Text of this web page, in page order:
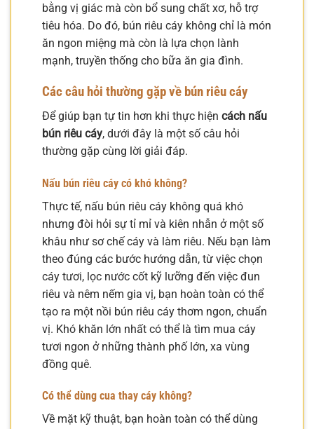
bằng vị giác mà còn bổ sung chất xơ, hỗ trợ
tiêu hóa. Do đó, bún riêu cáy không chỉ là món
ăn ngon miệng mà còn là lựa chọn lành
mạnh, truyền thống cho bữa ăn gia đình.
Các câu hỏi thường gặp về bún riêu cáy
Để giúp bạn tự tin hơn khi thực hiện cách nấu
bún riêu cáy, dưới đây là một số câu hỏi
thường gặp cùng lời giải đáp.
Nấu bún riêu cáy có khó không?
Thực tế, nấu bún riêu cáy không quá khó
nhưng đòi hỏi sự tỉ mỉ và kiên nhẫn ở một số
khâu như sơ chế cáy và làm riêu. Nếu bạn làm
theo đúng các bước hướng dẫn, từ việc chọn
cáy tươi, lọc nước cốt kỹ lưỡng đến việc đun
riêu và nêm nếm gia vị, bạn hoàn toàn có thể
tạo ra một nồi bún riêu cáy thơm ngon, chuẩn
vị. Khó khăn lớn nhất có thể là tìm mua cáy
tươi ngon ở những thành phố lớn, xa vùng
đồng quê.
Có thể dùng cua thay cáy không?
Về mặt kỹ thuật, bạn hoàn toàn có thể dùng